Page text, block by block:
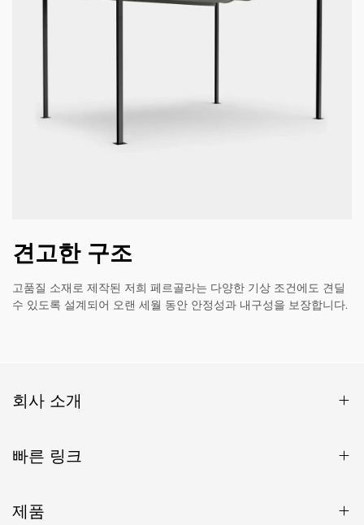
견고한 구조
고품질 소재로 제작된 저희 페르골라는 다양한 기상 조건에도 견딜
수 있도록 설계되어 오랜 세월 동안 안정성과 내구성을 보장합니다.
회사 소개
빠른 링크
제품